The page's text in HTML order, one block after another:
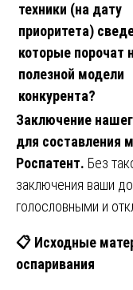
техники (на дату
приоритета)
которые порочат
полезной модели
конкурента?
Заключение
для составления
Роспатент. Без
заключения ваши
голословными и
📋 Исходные
оспаривания